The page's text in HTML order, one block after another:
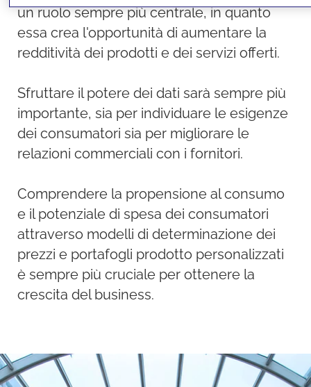
un ruolo sempre più centrale, in quanto
essa crea l'opportunità di aumentare la
redditività dei prodotti e dei servizi offerti.
Sfruttare il potere dei dati sarà sempre più
importante, sia per individuare le esigenze
dei consumatori sia per migliorare le
relazioni commerciali con i fornitori.
Comprendere la propensione al consumo
e il potenziale di spesa dei consumatori
attraverso modelli di determinazione dei
prezzi e portafogli prodotto personalizzati
è sempre più cruciale per ottenere la
crescita del business.